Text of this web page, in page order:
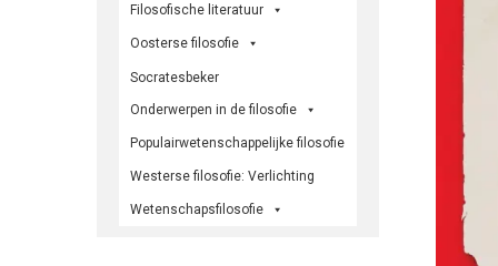
Filosofische literatuur
Oosterse filosofie
Socratesbeker
Onderwerpen in de filosofie
Populairwetenschappelijke filosofie
Westerse filosofie: Verlichting
Wetenschapsfilosofie